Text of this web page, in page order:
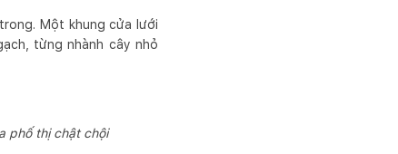
Một khung cửa lưới
từng nhành cây nhỏ
phố thị chật chội